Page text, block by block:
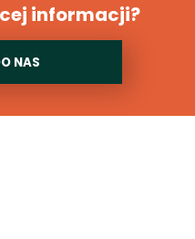
informacji?
NAS